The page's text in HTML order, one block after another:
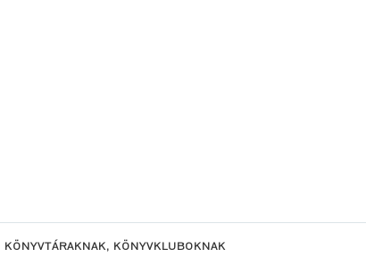
KÖNYVTÁRAKNAK, KÖNYVKLUBOKNAK